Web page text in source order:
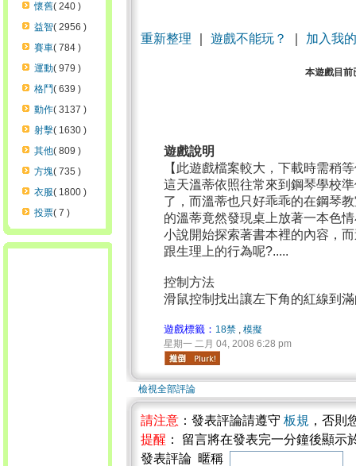
懷舊( 240 )
益智( 2956 )
賽車( 784 )
運動( 979 )
格鬥( 639 )
動作( 3137 )
射擊( 1630 )
其他( 809 )
方塊( 735 )
衣服( 1800 )
投票( 7 )
重新整理 遊戲不能玩？ 加入我
本遊戲目前
遊戲說明
【此遊戲檔案較大，下載時需稍
這天溫蒂依照往常來到鋼琴學校
了，而溫蒂也只好乖乖的在鋼琴
的溫蒂竟然發現桌上放著一本色
小說開始探索著書本裡的內容，
跟生理上的行為呢?.....
控制方法
滑鼠控制找出讓左下角的紅線到
遊戲標籤： 18禁 ,模擬
星期一 二月 04, 2008 6:28 pm
檢視全部評論
請注意 ：發表評論請遵守 板規 ，否則
提醒 ： 留言將在發表完一分鐘後顯
發表評論 暱稱